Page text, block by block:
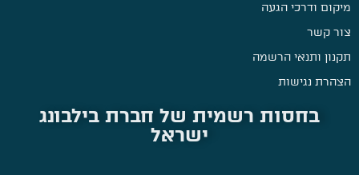
מיקום ודרכי הגעה
צור קשר
תקנון ותנאי הרשמה
הצהרת נגישות
בחסות רשמית של חברת בילבונג
ישראל